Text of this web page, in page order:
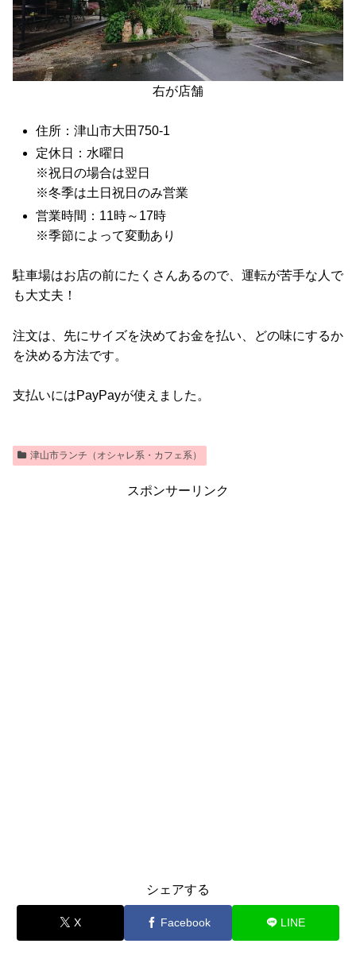
右が店舗
住所：津山市大田750-1
定休日：水曜日
※祝日の場合は翌日
※冬季は土日祝日のみ営業
営業時間：11時～17時
※季節によって変動あり
駐車場はお店の前にたくさんあるので、運転が苦手な人で
も大丈夫！
注文は、先にサイズを決めてお金を払い、どの味にするか
を決める方法です。
支払いにはPayPayが使えました。
津山市ランチ（オシャレ系・カフェ系）
スポンサーリンク
シェアする
X Facebook LINE